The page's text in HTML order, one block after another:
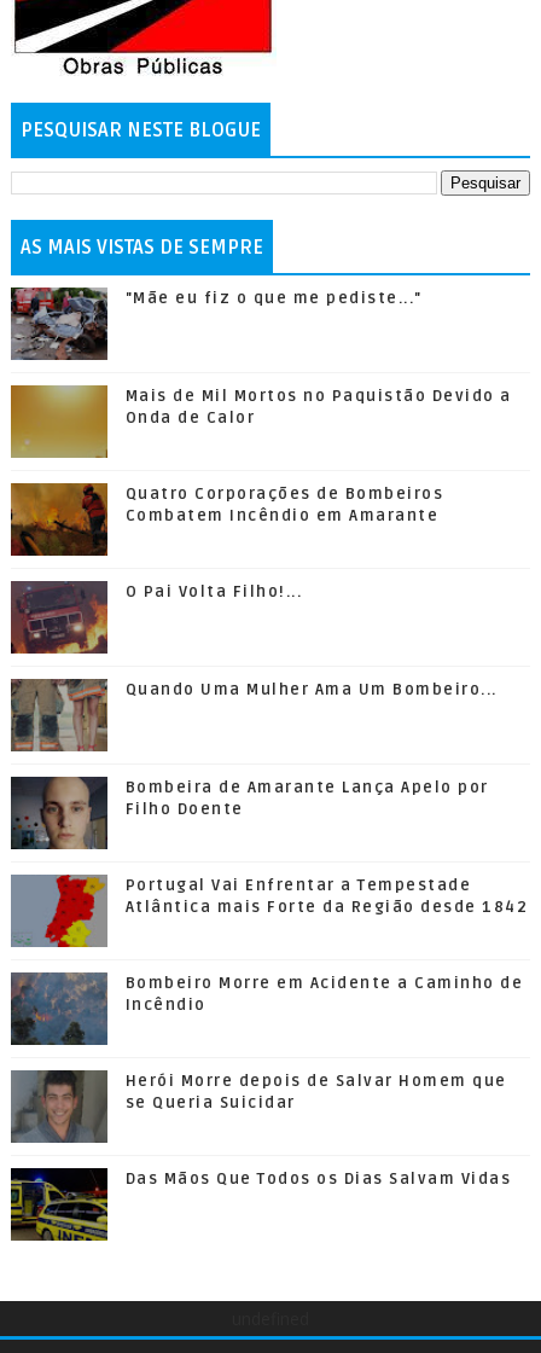
PESQUISAR NESTE BLOGUE
AS MAIS VISTAS DE SEMPRE
"Mãe eu fiz o que me pediste..."
Mais de Mil Mortos no Paquistão Devido a
Onda de Calor
Quatro Corporações de Bombeiros
Combatem Incêndio em Amarante
O Pai Volta Filho!...
Quando Uma Mulher Ama Um Bombeiro...
Bombeira de Amarante Lança Apelo por
Filho Doente
Portugal Vai Enfrentar a Tempestade
Atlântica mais Forte da Região desde 1842
Bombeiro Morre em Acidente a Caminho de
Incêndio
Herói Morre depois de Salvar Homem que
se Queria Suicidar
Das Mãos Que Todos os Dias Salvam Vidas